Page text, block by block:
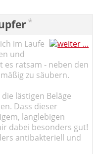
*
im Laufe
und
es ratsam - neben den
zu säubern.
lästigen Beläge
Dass dieser
langlebigen
dabei besonders gut!
antibakteriell und